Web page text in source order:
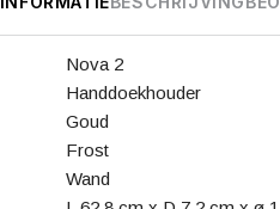
Nova 2
Handdoekhouder
Goud
Frost
Wand